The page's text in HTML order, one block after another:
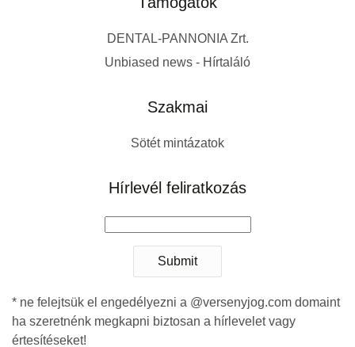
DENTAL-PANNONIA Zrt.
Unbiased news - Hírtaláló
Szakmai
Sötét mintázatok
Hírlevél feliratkozás
Submit
* ne felejtsük el engedélyezni a @versenyjog.com domaint
ha szeretnénk megkapni biztosan a hírlevelet vagy
értesítéseket!